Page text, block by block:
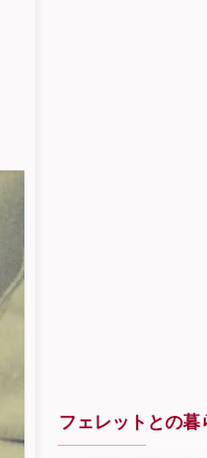
フェレットとの暮